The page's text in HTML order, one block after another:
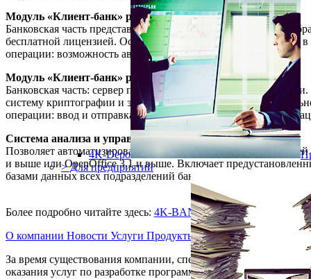
4K-Depo
> Для предприятий
Модуль «Клиент-банк» режим off-line (файловый режим)
Банковская часть представляет собой программный модуль
бесплатной лицензией. Основные операции: ввод и отправка
операции: возможность автоматизации работы ТОБО.
Модуль «Клиент-банк» режим on-line
Банковская часть: сервер приложений собственной
систему криптографии и электронной подписи при
операции: ввод и отправка в банк платежных документов в
Система анализа и управления банком
Позволяет автоматизировать процессы построения
и выше или OpenOffice 3.1 и выше. Включает
базами данных всех подразделений банка подключенных в
Более подробно читайте здесь: 4K-BANK-rus.pdf
О компании Новости Услуги ПродуктыКонтакты
За время существования компании, спектр услуг компании
оказания услуг по разработке программного обеспечения на